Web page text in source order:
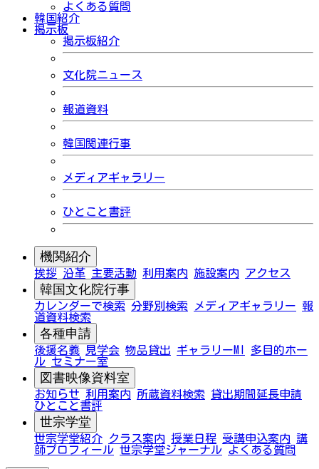
よくある質問
韓国紹介
掲示板
掲示板紹介
文化院ニュース
報道資料
韓国関連行事
メディアギャラリー
ひとこと書評
機関紹介
挨拶 沿革 主要活動 利用案内 施設案内 アクセス
韓国文化院行事
カレンダーで検索 分野別検索 メディアギャラリー 報
道資料検索
各種申請
後援名義 見学会 物品貸出 ギャラリーMI
多目的ホー
ル セミナー室
図書映像資料室
お知らせ 利用案内 所蔵資料検索
貸出期間延長申請
ひとこと書評
世宗学堂
世宗学堂紹介 クラス案内 授業日程 受講申込案内 講
師プロフィール 世宗学堂ジャーナル よくある質問